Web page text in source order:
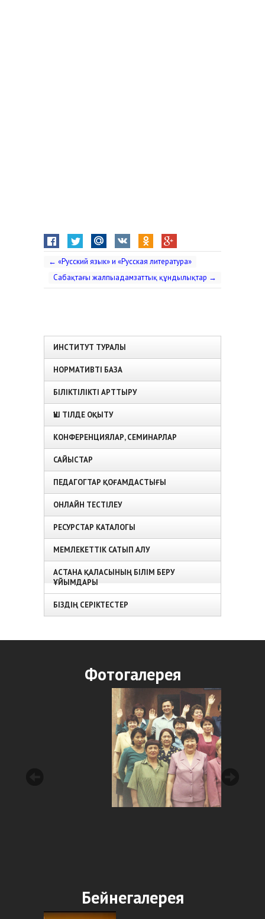
← «Русский язык» и «Русская литература»
Сабақтағы жалпыадамзаттық құндылықтар →
ИНСТИТУТ ТУРАЛЫ
НОРМАТИВТІ БАЗА
БІЛІКТІЛІКТІ АРТТЫРУ
ҮШ ТІЛДЕ ОҚЫТУ
КОНФЕРЕНЦИЯЛАР, СЕМИНАРЛАР
САЙЫСТАР
ПЕДАГОГТАР ҚОҒАМДАСТЫҒЫ
ОНЛАЙН ТЕСТІЛЕУ
РЕСУРСТАР КАТАЛОГЫ
МЕМЛЕКЕТТІК САТЫП АЛУ
АСТАНА ҚАЛАСЫНЫҢ БІЛІМ БЕРУ
ҰЙЫМДАРЫ
БІЗДІҢ СЕРІКТЕСТЕР
Фотогалерея
Бейнегалерея